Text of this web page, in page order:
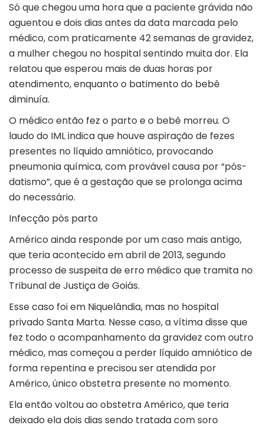
Só que chegou uma hora que a paciente grávida não
aguentou e dois dias antes da data marcada pelo
médico, com praticamente 42 semanas de gravidez,
a mulher chegou no hospital sentindo muita dor. Ela
relatou que esperou mais de duas horas por
atendimento, enquanto o batimento do bebê
diminuía.
O médico então fez o parto e o bebê morreu. O
laudo do IML indica que houve aspiração de fezes
presentes no líquido amniótico, provocando
pneumonia química, com provável causa por “pós-
datismo”, que é a gestação que se prolonga acima
do necessário.
Infecção pós parto
Américo ainda responde por um caso mais antigo,
que teria acontecido em abril de 2013, segundo
processo de suspeita de erro médico que tramita no
Tribunal de Justiça de Goiás.
Esse caso foi em Niquelândia, mas no hospital
privado Santa Marta. Nesse caso, a vítima disse que
fez todo o acompanhamento da gravidez com outro
médico, mas começou a perder líquido amniótico de
forma repentina e precisou ser atendida por
Américo, único obstetra presente no momento.
Ela então voltou ao obstetra Américo, que teria
deixado ela dois dias sendo tratada com soro